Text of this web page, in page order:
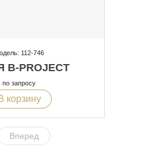
112-746
B-PROJECT
по запросу
корзину
Вперед